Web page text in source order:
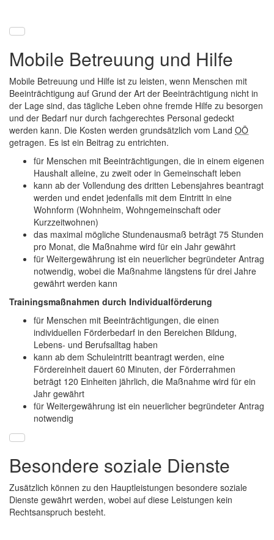
Mobile Betreuung und Hilfe
Mobile Betreuung und Hilfe ist zu leisten, wenn Menschen mit
Beeinträchtigung auf Grund der Art der Beeinträchtigung nicht in
der Lage sind, das tägliche Leben ohne fremde Hilfe zu besorgen
und der Bedarf nur durch fachgerechtes Personal gedeckt
werden kann. Die Kosten werden grundsätzlich vom Land OÖ
getragen. Es ist ein Beitrag zu entrichten.
für Menschen mit Beeinträchtigungen, die in einem eigenen
Haushalt alleine, zu zweit oder in Gemeinschaft leben
kann ab der Vollendung des dritten Lebensjahres beantragt
werden und endet jedenfalls mit dem Eintritt in eine
Wohnform (Wohnheim, Wohngemeinschaft oder
Kurzzeitwohnen)
das maximal mögliche Stundenausmaß beträgt 75 Stunden
pro Monat, die Maßnahme wird für ein Jahr gewährt
für Weitergewährung ist ein neuerlicher begründeter Antrag
notwendig, wobei die Maßnahme längstens für drei Jahre
gewährt werden kann
Trainingsmaßnahmen durch Individualförderung
für Menschen mit Beeinträchtigungen, die einen
individuellen Förderbedarf in den Bereichen Bildung,
Lebens- und Berufsalltag haben
kann ab dem Schuleintritt beantragt werden, eine
Fördereinheit dauert 60 Minuten, der Förderrahmen
beträgt 120 Einheiten jährlich, die Maßnahme wird für ein
Jahr gewährt
für Weitergewährung ist ein neuerlicher begründeter Antrag
notwendig
Besondere soziale Dienste
Zusätzlich können zu den Hauptleistungen besondere soziale
Dienste gewährt werden, wobei auf diese Leistungen kein
Rechtsanspruch besteht.